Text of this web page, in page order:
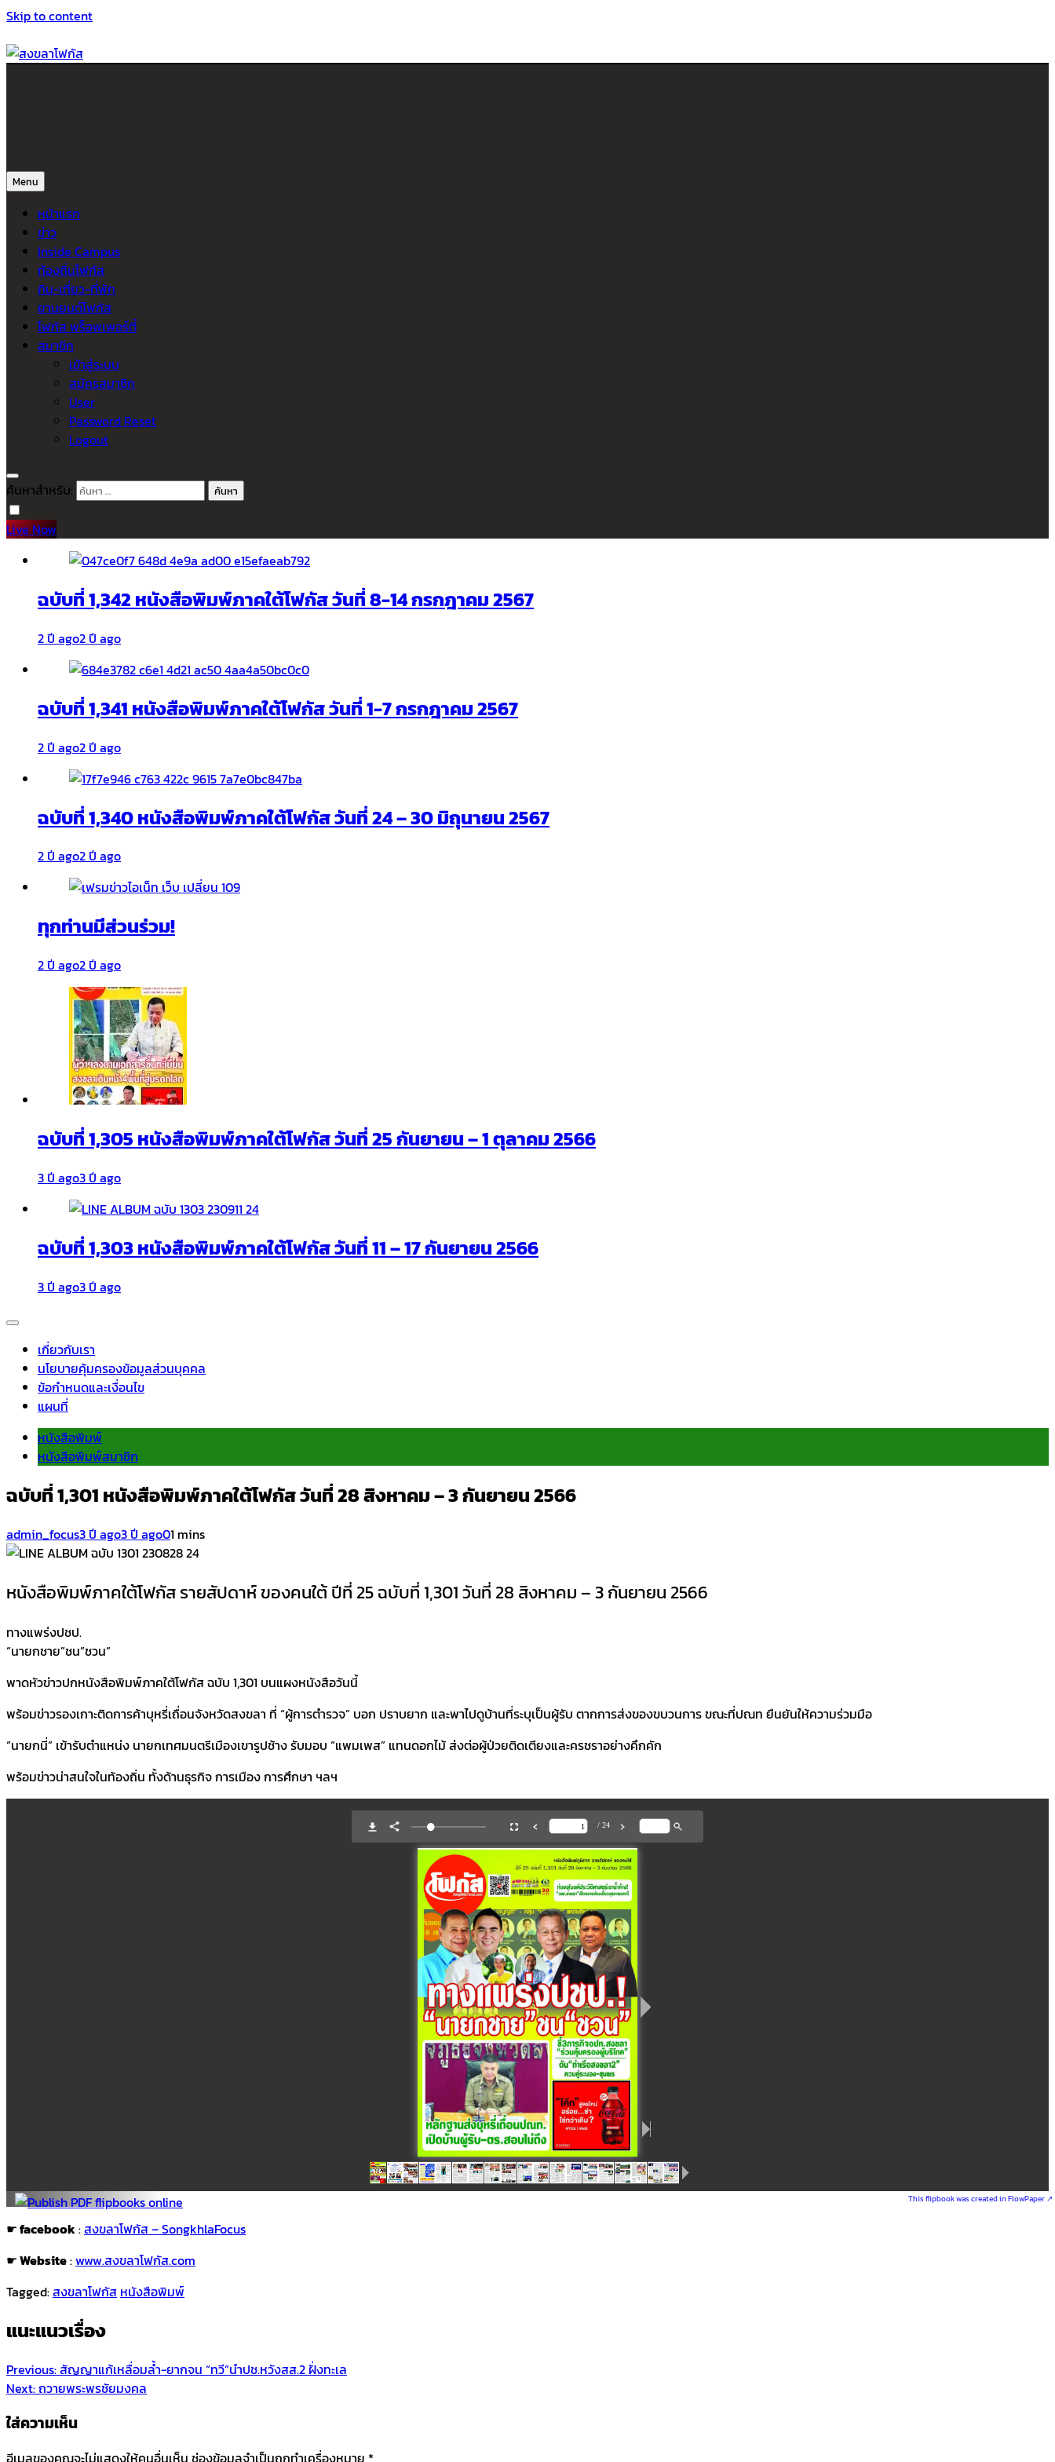
Skip to content
Menu
หน้าแรก
ข่าว
Inside Campus
ท้องถิ่นโฟกัส
กิน-เที่ยว-ที่พัก
ยานยนต์โฟกัส
โฟกัส พร็อพเพอร์ตี้
สมาชิก
เข้าสู่ระบบ
สมัครสมาชิก
User
Password Reset
Logout
ค้นหาสำหรับ:
Live Now
ฉบับที่ 1,342 หนังสือพิมพ์ภาคใต้โฟกัส วันที่ 8-14 กรกฎาคม 2567
2 ปี ago2 ปี ago
ฉบับที่ 1,341 หนังสือพิมพ์ภาคใต้โฟกัส วันที่ 1-7 กรกฎาคม 2567
2 ปี ago2 ปี ago
ฉบับที่ 1,340 หนังสือพิมพ์ภาคใต้โฟกัส วันที่ 24 – 30 มิถุนายน 2567
2 ปี ago2 ปี ago
ทุกท่านมีส่วนร่วม!
2 ปี ago2 ปี ago
ฉบับที่ 1,305 หนังสือพิมพ์ภาคใต้โฟกัส วันที่ 25 กันยายน – 1 ตุลาคม 2566
3 ปี ago3 ปี ago
ฉบับที่ 1,303 หนังสือพิมพ์ภาคใต้โฟกัส วันที่ 11 – 17 กันยายน 2566
3 ปี ago3 ปี ago
เกี่ยวกับเรา
นโยบายคุ้มครองข้อมูลส่วนบุคคล
ข้อกำหนดและเงื่อนไข
แผนที่
หนังสือพิมพ์
หนังสือพิมพ์สมาชิก
ฉบับที่ 1,301 หนังสือพิมพ์ภาคใต้โฟกัส วันที่ 28 สิงหาคม – 3 กันยายน 2566
admin_focus3 ปี ago3 ปี ago01 mins
หนังสือพิมพ์ภาคใต้โฟกัส รายสัปดาห์ ของคนใต้ ปีที่ 25 ฉบับที่ 1,301 วันที่ 28 สิงหาคม – 3 กันยายน 2566
ทางแพร่งปชป.
“นายกชาย”ชน”ชวน”
พาดหัวข่าวปกหนังสือพิมพ์ภาคใต้โฟกัส ฉบับ 1,301 บนแผงหนังสือวันนี้
พร้อมข่าวรองเกาะติดการค้าบุหรี่เถื่อนจังหวัดสงขลา ที่ “ผู้การตำรวจ” บอก ปราบยาก และพาไปดูบ้านที่ระบุเป็นผู้รับ ตากการส่งของขบวนการ ขณะที่ปณท ยืนยันให้ความร่วมมือ
“นายกนี่” เข้ารับตำแหน่ง นายกเทศมนตรีเมืองเขารูปช้าง รับมอบ “แพมเพส” แทนดอกไม้ ส่งต่อผู้ป่วยติดเตียงและครชราอย่างคึกคัก
พร้อมข่าวน่าสนใจในท้องถิ่น ทั้งด้านธุรกิจ การเมือง การศึกษา ฯลฯ
This flipbook was created in FlowPaper ↗
☛facebook:สงขลาโฟกัส – SongkhlaFocus
☛Website:www.สงขลาโฟกัส.com
Tagged:สงขลาโฟกัส หนังสือพิมพ์
แนะแนวเรื่อง
Previous:สัญญาแก้เหลื่อมล้ำ-ยากจน “ทวี”นำปช.หวังสส.2 ฝั่งทะเล
Next:ถวายพระพรชัยมงคล
ใส่ความเห็น
อีเมลของคุณจะไม่แสดงให้คนอื่นเห็น ช่องข้อมูลจำเป็นถูกทำเครื่องหมาย *